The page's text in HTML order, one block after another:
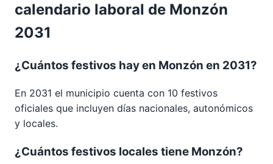
calendario laboral de Monzón
2031
¿Cuántos festivos hay en Monzón en 2031?
En 2031 el municipio cuenta con 10 festivos
oficiales que incluyen días nacionales, autonómicos
y locales.
¿Cuántos festivos locales tiene Monzón?